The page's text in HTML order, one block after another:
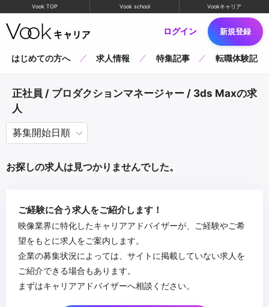
Vook TOP Vook school Vookキャリア
ログイン 新規登録
はじめての方へ 求人情報 特集記事 転職体験記
正社員 / プロダクションマネージャー / 3ds Maxの求
人
お探しの求人は見つかりませんでした。
ご経験に合う求人をご紹介します！
映像業界に特化したキャリアアドバイザーが、ご経験やご希
望をもとに求人をご案内します。
企業の募集状況によっては、サイトに掲載していない求人を
ご紹介できる場合もあります。
まずはキャリアアドバイザーへ相談ください。